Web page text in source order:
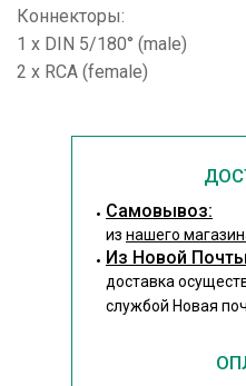
Коннекторы:
1 x DIN 5/180° (male)
2 x RCA (female)
Cамовывоз:
из нашего
Из Новой
доставка
службой Новая